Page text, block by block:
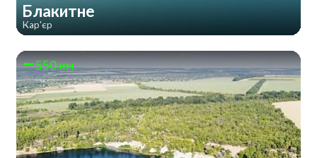
Блакитне
Кар'єр
550 км